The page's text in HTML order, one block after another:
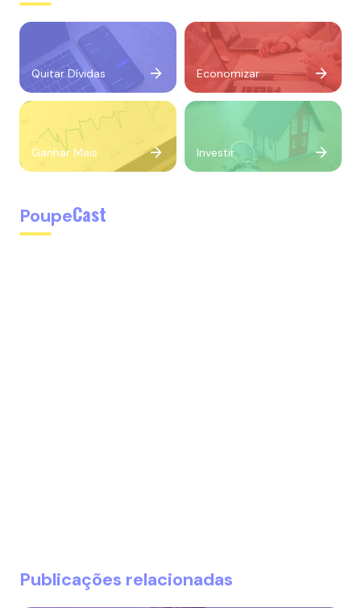
Quitar Dívidas Economizar
Ganhar Mais Investir
PoupeCast
Publicações relacionadas